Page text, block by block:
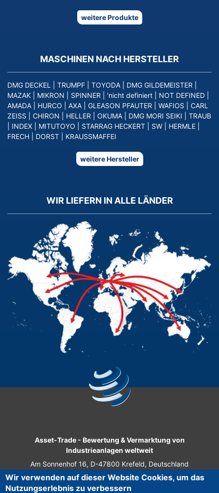
weitere Produkte
MASCHINEN NACH HERSTELLER
DMG DECKEL TRUMPF TOYODA DMG GILDEMEISTER
MAZAK
MIKRON SPINNER 'nicht definiert NOT DEFINED
AMADA
HURCO AXA GLEASON PFAUTER WAFIOS
CARL
ZEISS
CHIRON HELLER OKUMA DMG MORI SEIKI
TRAUB
INDEX MITUTOYO STARRAG HECKERT SW HERMLE
FRECH
DORST KRAUSSMAFFEI
weitere Hersteller
WIR LIEFERN IN ALLE LÄNDER
Asset-Trade - Bewertung & Vermarktung von
Industrieanlagen weltweit
Am Sonnenhof 16, D-47800 Krefeld, Deutschland
Tel.: +49 2151 32 500 33
Fax.: +49 2151 65 29 22
Wir verwenden auf dieser Website Cookies, um das
Nutzungserlebnis zu verbessern